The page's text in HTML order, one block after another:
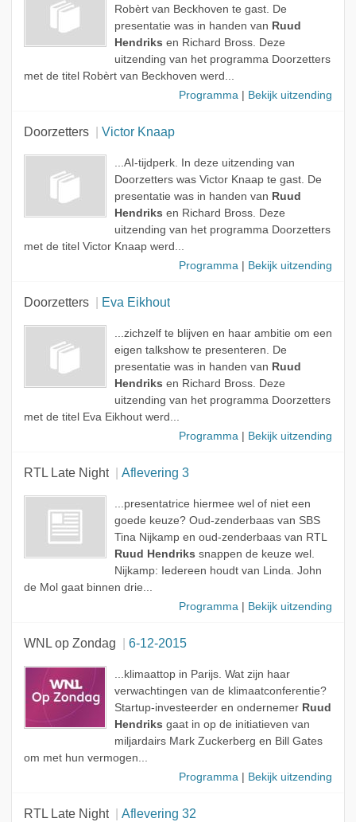
Robèrt van Beckhoven te gast. De
presentatie was in handen van Ruud
Hendriks en Richard Bross. Deze
uitzending van het programma Doorzetters
met de titel Robèrt van Beckhoven werd...
Programma
Bekijk uitzending
Doorzetters Victor Knaap
...AI-tijdperk. In deze uitzending van
Doorzetters was Victor Knaap te gast. De
presentatie was in handen van Ruud
Hendriks en Richard Bross. Deze
uitzending van het programma Doorzetters
met de titel Victor Knaap werd...
Programma
Bekijk uitzending
Doorzetters Eva Eikhout
...zichzelf te blijven en haar ambitie om een
eigen talkshow te presenteren. De
presentatie was in handen van Ruud
Hendriks en Richard Bross. Deze
uitzending van het programma Doorzetters
met de titel Eva Eikhout werd...
Programma
Bekijk uitzending
RTL Late Night Aflevering 3
...presentatrice hiermee wel of niet een
goede keuze? Oud-zenderbaas van SBS
Tina Nijkamp en oud-zenderbaas van RTL
Ruud Hendriks snappen de keuze wel.
Nijkamp: Iedereen houdt van Linda. John
de Mol gaat binnen drie...
Programma
Bekijk uitzending
WNL op Zondag 6-12-2015
...klimaattop in Parijs. Wat zijn haar
verwachtingen van de klimaatconferentie?
Startup-investeerder en ondernemer Ruud
Hendriks gaat in op de initiatieven van
miljardairs Mark Zuckerberg en Bill Gates
om met hun vermogen...
Programma
Bekijk uitzending
RTL Late Night Aflevering 32